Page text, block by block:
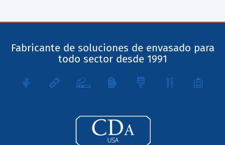
Fabricante de soluciones de envasado para
todo sector desde 1991